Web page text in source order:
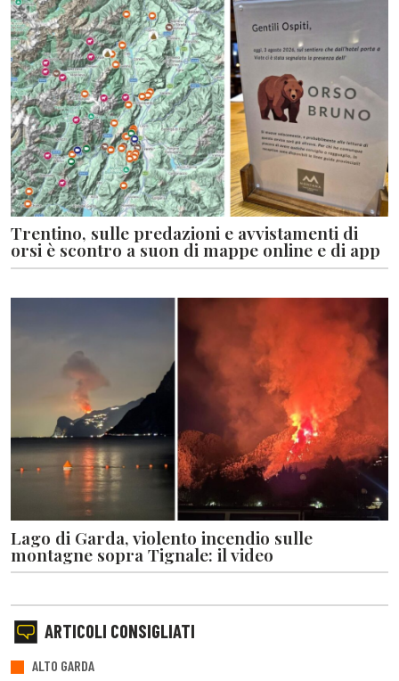
Trentino, sulle predazioni e avvistamenti di
orsi è scontro a suon di mappe online e di app
Lago di Garda, violento incendio sulle
montagne sopra Tignale: il video
ARTICOLI CONSIGLIATI
ALTO GARDA